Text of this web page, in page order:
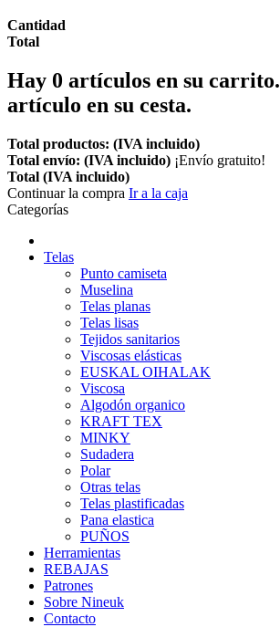
Cantidad
Total
Hay 0 artículos en su carrito.
artículo en su cesta.
Total productos: (IVA incluido)
Total envío: (IVA incluido) ¡Envío gratuito!
Total (IVA incluido)
Continuar la compra Ir a la caja
Categorías
Telas
Punto camiseta
Muselina
Telas planas
Telas lisas
Tejidos sanitarios
Viscosas elásticas
EUSKAL OIHALAK
Viscosa
Algodón organico
KRAFT TEX
MINKY
Sudadera
Polar
Otras telas
Telas plastificadas
Pana elastica
PUÑOS
Herramientas
REBAJAS
Patrones
Sobre Nineuk
Contacto